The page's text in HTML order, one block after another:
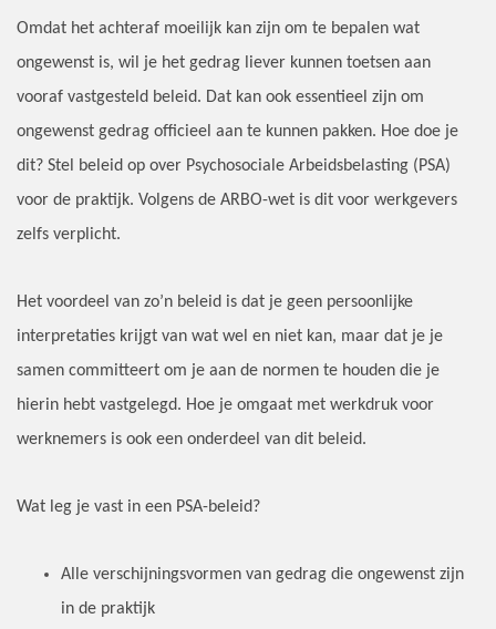
Omdat het achteraf moeilijk kan zijn om te bepalen wat
ongewenst is, wil je het gedrag liever kunnen toetsen aan
vooraf vastgesteld beleid. Dat kan ook essentieel zijn om
ongewenst gedrag officieel aan te kunnen pakken. Hoe doe je
dit? Stel beleid op over Psychosociale Arbeidsbelasting (PSA)
voor de praktijk. Volgens de ARBO-wet is dit voor werkgevers
zelfs verplicht.
Het voordeel van zo’n beleid is dat je geen persoonlijke
interpretaties krijgt van wat wel en niet kan, maar dat je je
samen committeert om je aan de normen te houden die je
hierin hebt vastgelegd. Hoe je omgaat met werkdruk voor
werknemers is ook een onderdeel van dit beleid.
Wat leg je vast in een PSA-beleid?
Alle verschijningsvormen van gedrag die ongewenst zijn
in de praktijk